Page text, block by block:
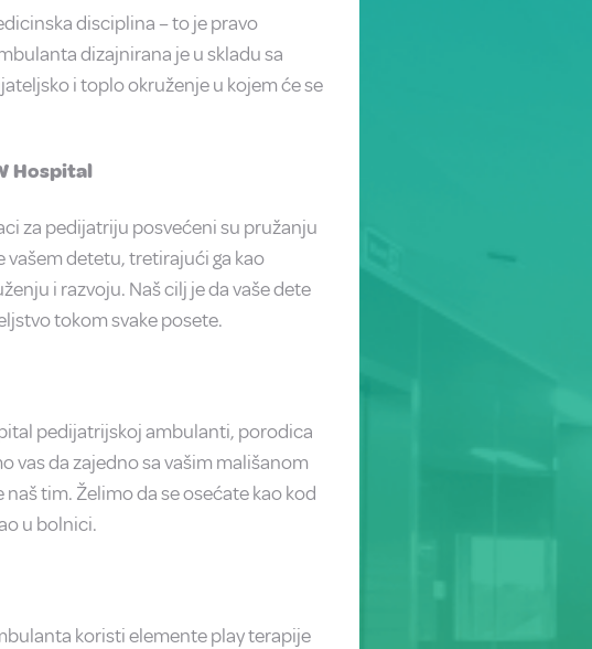
disciplina – to je pravo
dizajnirana je u skladu sa
i toplo okruženje u kojem će se
Hospital
za pedijatriju posvećeni su pružanju
detetu, tretirajući ga kao
i razvoju. Naš cilj je da vaše dete
tokom svake posete.
pedijatrijskoj ambulanti, porodica
vas da zajedno sa vašim mališanom
tim. Želimo da se osećate kao kod
u bolnici.
koristi elemente play terapije